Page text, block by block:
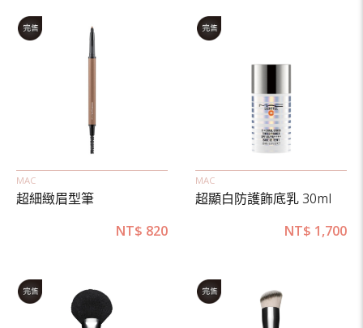
MAC
超細緻眉型筆
NT$ 820
MAC
超顯白防護飾底乳 30ml
NT$ 1,700